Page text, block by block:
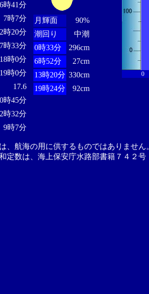
6時41分
7時7分
時20分
時33分
18時0分
19時0分
17.6
時45分
2時32分
9時7分
月輝面
90%
潮回り
中潮
0時33分
296cm
6時52分
27cm
13時20分 330cm
19時24分
92cm
0
、航海の用に供するものではありませ
定数は、海上保安庁水路部書籍７４２